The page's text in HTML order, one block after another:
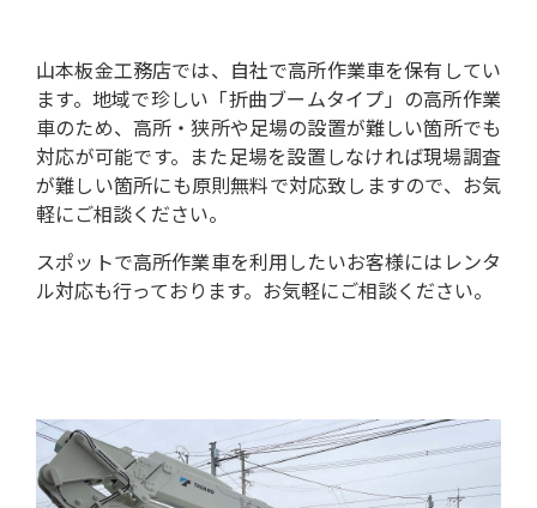
山本板金工務店では、自社で高所作業車を保有してい
ます。 地域で珍しい「折曲ブームタイプ」の高所作業
車のため、高所・狭所や足場の設置が難しい箇所でも
対応が可能です。 また足場を設置しなければ現場調査
が難しい箇所にも原則無料で対応致しますので、お気
軽にご相談ください。
スポットで高所作業車を利用したいお客様にはレンタ
ル対応も行っております。お気軽にご相談ください。